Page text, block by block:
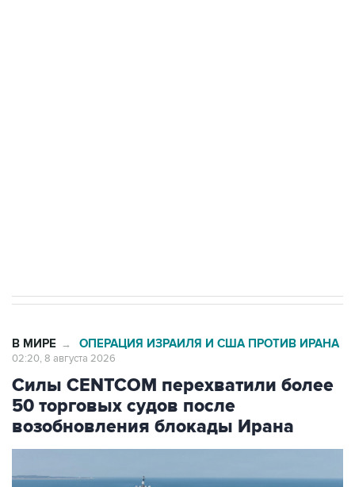
В МИРЕ → ОПЕРАЦИЯ ИЗРАИЛЯ И США ПРОТИВ ИРАНА
02:20, 8 августа 2026
Силы CENTCOM перехватили более
50 торговых судов после
возобновления блокады Ирана